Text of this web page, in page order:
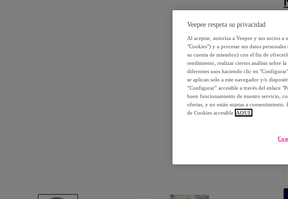
-
Veepee respeta su privacidad
Al aceptar, autoriza a Veepee y sus socios
"Cookies") y a procesar sus datos
su cuenta de miembro) con el fin de
rendimiento, realizar ciertos análisis sobre
diferentes usos haciendo clic en
se aplican solo a este navegador y/o
“Configurar” accesible a través del enlace
buen funcionamiento de nuestro servicio,
ofertas, y no están sujetas a
de Cookies accesible AQUÍ.